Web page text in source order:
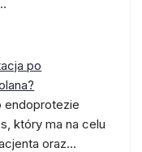
po
endoprotezie
który ma na celu
oraz…